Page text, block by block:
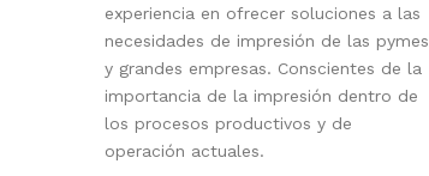
experiencia en ofrecer soluciones a las
necesidades de impresión de las pymes
y grandes empresas. Conscientes de la
importancia de la impresión dentro de
los procesos productivos y de
operación actuales.